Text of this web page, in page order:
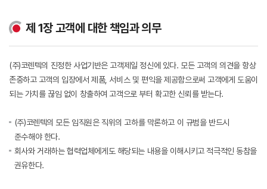
제 1장 고객에 대한 책임과 의무
(주)코렌텍의 진정한 사업기반은 고객제일 정신에 있다. 모든 고객의 의견을 항상
존중하고 고객의 입장에서 제품, 서비스 및 편익을 제공함으로써 고객에게 도움이
되는 가치를 끊임 없이 창출하여 고객으로 부터 확고한 신뢰를 받는다.
(주)코렌텍의 모든 임직원은 직위의 고하를 막론하고 이 규범을 반드시
준수해야 한다.
회사와 거래하는 협력업체에게도 해당되는 내용을 이해시키고 적극적인 동참을
권유한다.